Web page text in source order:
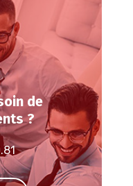
de
?
message
vous en dire
sur nos packs